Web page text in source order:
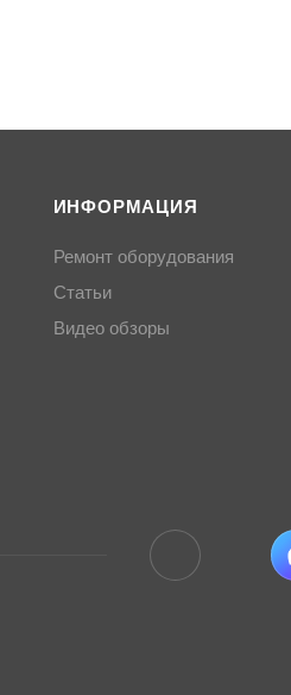
ИНФОРМАЦИЯ
Ремонт оборудования
Статьи
Видео обзоры